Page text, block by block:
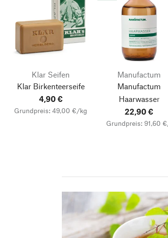
Klar Seifen
Klar Birkenteerseife
4,90 €
Grundpreis: 49,00 €/kg
Manufactum
Manufactum
Haarwasser
22,90 €
Grundpreis: 91,60